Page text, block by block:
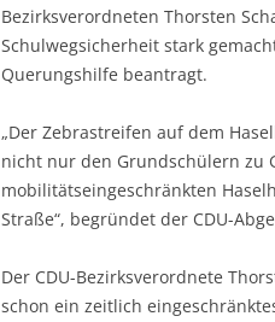
Bezirksverordneten Thorsten
Schulwegsicherheit stark
Querungshilfe beantragt.
„Der Zebrastreifen auf dem
nicht nur den Grundschülern zu
mobilitätseingeschränkten
Straße“, begründet der CDU-
Der CDU-Bezirksverordnete
schon ein zeitlich